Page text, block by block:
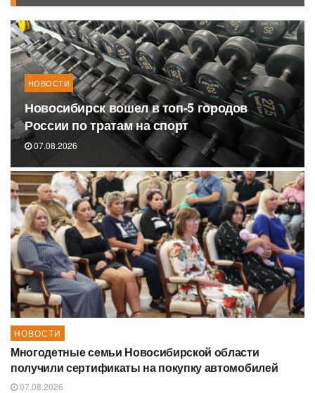
НОВОСТИ
Новосибирск вошел в топ-5 городов
России по тратам на спорт
07.08.2026
НОВОСТИ
Многодетные семьи Новосибирской области
получили сертификаты на покупку автомобилей
07.08.2026